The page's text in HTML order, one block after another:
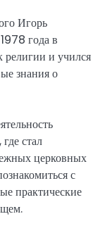
Игорь
года в
религии и учился
знания о
стал
церковных
с
практические